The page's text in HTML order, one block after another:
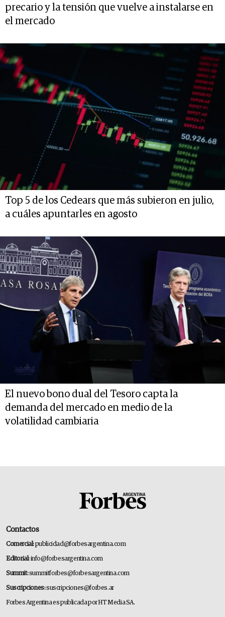
precario y la tensión que vuelve a instalarse en
el mercado
Top 5 de los Cedears que más subieron en julio,
a cuáles apuntarles en agosto
El nuevo bono dual del Tesoro capta la
demanda del mercado en medio de la
volatilidad cambiaria
Contactos
Comercial:publicidad@forbesargentina.com
Editorial:info@forbesargentina.com
Summit:summitforbes@forbesargentina.com
Suscripciones:suscripciones@forbes.ar
Forbes Argentina es publicada por HT Media SA.